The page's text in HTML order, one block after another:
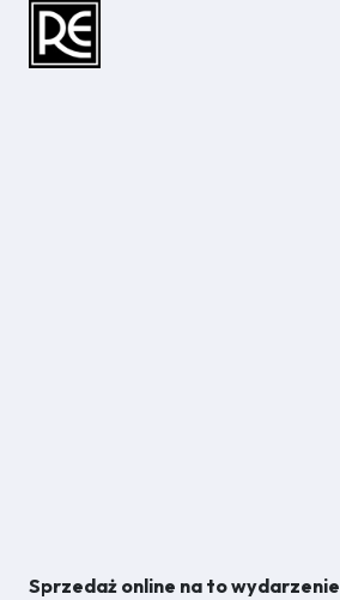
Sprzedaż online na to wydarzenie